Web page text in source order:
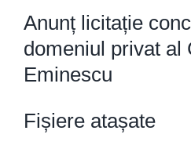
Anunț licitație
domeniul privat al
Eminescu
Fișiere atașate